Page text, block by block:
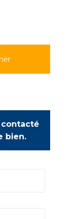
bien.